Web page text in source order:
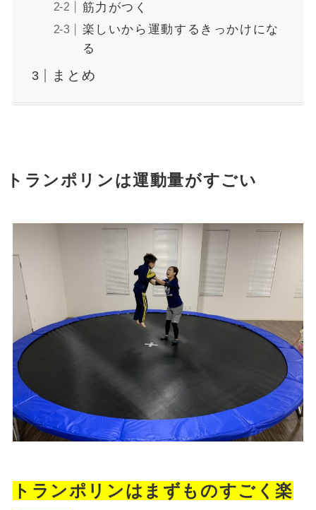
筋力がつく
楽しいから運動するきっかけにな
る
まとめ
トランポリンは運動量がすごい
トランポリンはまずものすごく楽